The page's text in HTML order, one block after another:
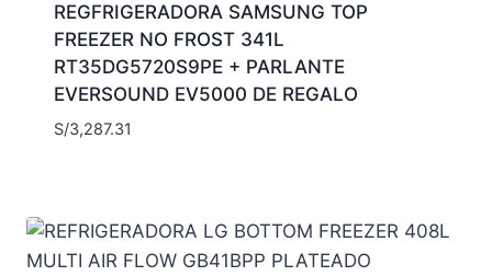
REGFRIGERADORA SAMSUNG TOP
FREEZER NO FROST 341L
RT35DG5720S9PE + PARLANTE
EVERSOUND EV5000 DE REGALO
S/3,287.31